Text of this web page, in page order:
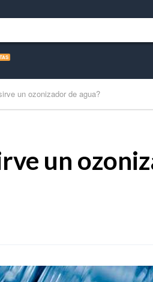
un ozonizador de agua?
un